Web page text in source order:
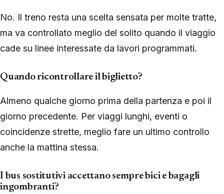
No. Il treno resta una scelta sensata per molte tratte,
ma va controllato meglio del solito quando il viaggio
cade su linee interessate da lavori programmati.
Quando ricontrollare il biglietto?
Almeno qualche giorno prima della partenza e poi il
giorno precedente. Per viaggi lunghi, eventi o
coincidenze strette, meglio fare un ultimo controllo
anche la mattina stessa.
I bus sostitutivi accettano sempre bici e bagagli
ingombranti?